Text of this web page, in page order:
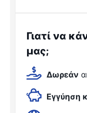
Γιατί να
μας;
Δωρεάν
Εγγύηση